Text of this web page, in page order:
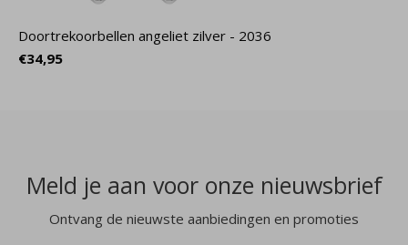
Doortrekoorbellen angeliet zilver - 2036
€34,95
Meld je aan voor onze nieuwsbrief
Ontvang de nieuwste aanbiedingen en promoties